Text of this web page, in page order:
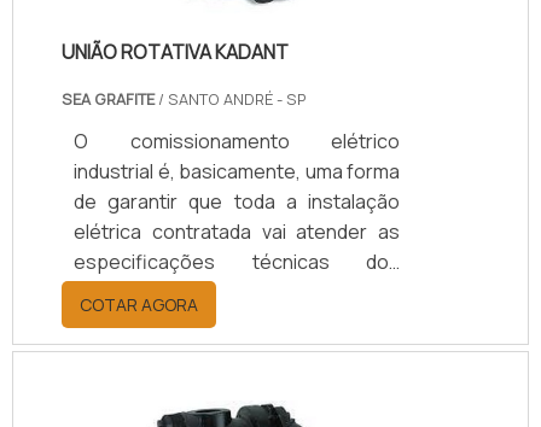
UNIÃO ROTATIVA KADANT
SEA GRAFITE/ SANTO ANDRÉ - SP
O comissionamento elétrico
industrial é, basicamente, uma forma
de garantir que toda a instalação
elétrica contratada vai atender as
especificações técnicas dos
projetos e memoriais, preservando
a integridade dos usuários e
equipamentos a serem conectados
contratante.SAIBA COMO PODE SER
COTAR AGORA